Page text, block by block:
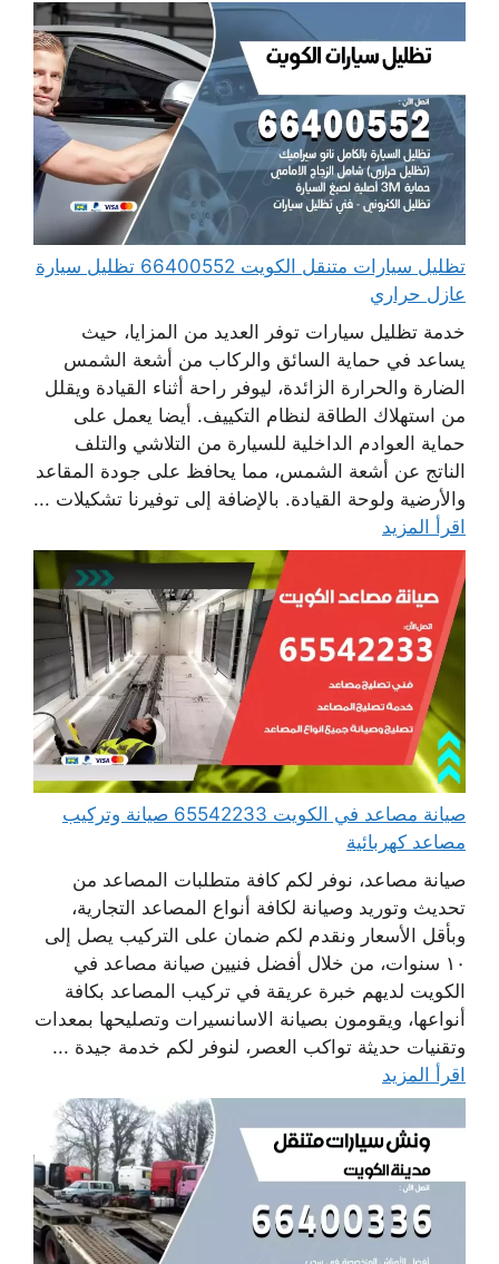
تظليل سيارات متنقل الكويت 66400552 تظليل سيارة
عازل حراري
خدمة تظليل سيارات توفر العديد من المزايا، حيث
يساعد في حماية السائق والركاب من أشعة الشمس
الضارة والحرارة الزائدة، ليوفر راحة أثناء القيادة ويقلل
من استهلاك الطاقة لنظام التكييف. أيضا يعمل على
حماية العوادم الداخلية للسيارة من التلاشي والتلف
الناتج عن أشعة الشمس، مما يحافظ على جودة المقاعد
والأرضية ولوحة القيادة. بالإضافة إلى توفيرنا تشكيلات ...
اقرأ المزيد
صيانة مصاعد في الكويت 65542233 صيانة وتركيب
مصاعد كهربائية
صيانة مصاعد، نوفر لكم كافة متطلبات المصاعد من
تحديث وتوريد وصيانة لكافة أنواع المصاعد التجارية،
وبأقل الأسعار ونقدم لكم ضمان على التركيب يصل إلى
١٠ سنوات، من خلال أفضل فنيين صيانة مصاعد في
الكويت لديهم خبرة عريقة في تركيب المصاعد بكافة
أنواعها، ويقومون بصيانة الاسانسيرات وتصليحها بمعدات
وتقنيات حديثة تواكب العصر، لنوفر لكم خدمة جيدة ...
اقرأ المزيد